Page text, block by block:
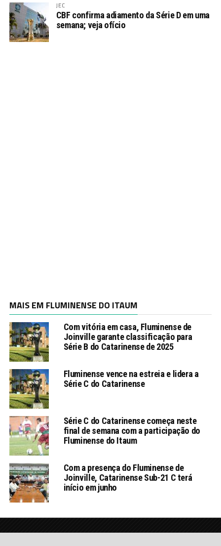
JEC
CBF confirma adiamento da Série D em uma
semana; veja ofício
MAIS EM FLUMINENSE DO ITAUM
Com vitória em casa, Fluminense de
Joinville garante classificação para
Série B do Catarinense de 2025
Fluminense vence na estreia e lidera a
Série C do Catarinense
Série C do Catarinense começa neste
final de semana com a participação do
Fluminense do Itaum
Com a presença do Fluminense de
Joinville, Catarinense Sub-21 C terá
início em junho